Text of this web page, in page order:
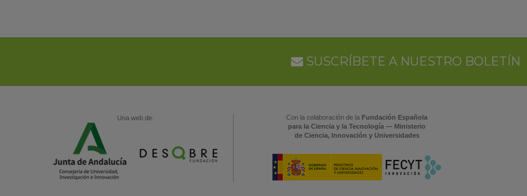
SUSCRÍBETE A NUESTRO BOLETÍN
Una web de: Con la colaboración de la Fundación Española
para la Ciencia y la Tecnología — Ministerio
de Ciencia, Innovación y Universidades